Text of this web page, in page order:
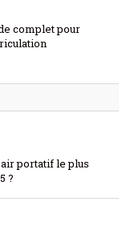
complet pour
portatif le plus
?